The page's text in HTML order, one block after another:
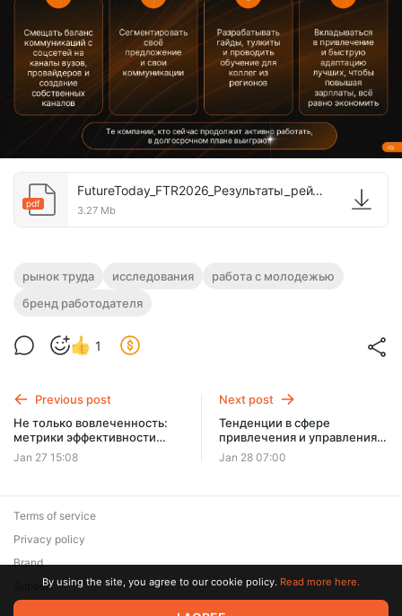
pdf
FutureToday_FTR2026_Результаты_рейтинга_лучших_работодателей_22.pdf
3.27 Mb
рынок труда исследования
работа с молодежью
бренд работодателя
1
Previous post
Не только вовлеченность:
метрики эффективности
внутренних коммуникаций
Jan 27 15:08
Next post
Тенденции в сфере
привлечения и управления
талантов 2026 KornFerry.
Сильная пара: человек и ИИ
Jan 28 07:00
Terms of service
Privacy policy
Brand
SupportBy using the site, you agree to our cookie policy. Read more here.